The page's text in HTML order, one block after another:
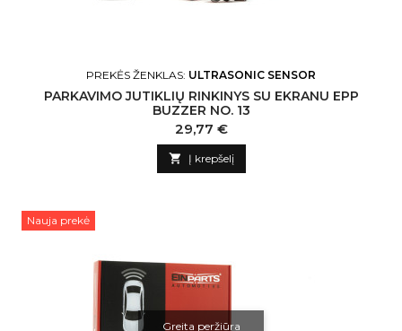
PREKĖS ŽENKLAS: ULTRASONIC SENSOR
PARKAVIMO JUTIKLIŲ RINKINYS SU EKRANU EPP
BUZZER NO. 13
Kaina
29,77 €
 Į krepšelį
Nauja prekė
Greita peržiūra